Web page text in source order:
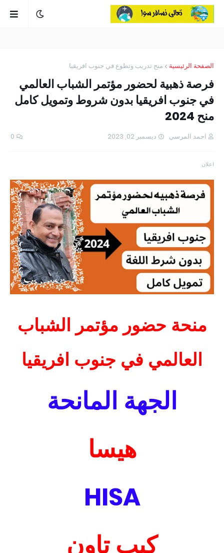
الصفحة الرئيسية منح تدريب وتطوع في جنوب افريقيا
فرصة ذهبية لحضور مؤتمر الشباب العالمي
في جنوب افريقيا بدون شروط وتمويل كامل
منح 2024
احمد المرسي ديسمبر 02, 2023 0
اعلان
منحة حضور مؤتمر الشباب
العالمي في جنوب افريقيا
الجهة المانحة
هيسا
HISA
كيب تاون